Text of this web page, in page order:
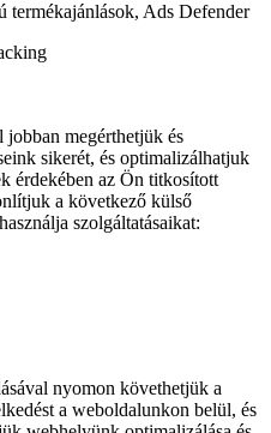
termékajánlások, Ads Defender
jobban megérthetjük és
sikerét, és optimalizálhatjuk
érdekében az Ön titkosított
a következő külső
szolgáltatásaikat:
nyomon követhetjük a
a weboldalunkon belül, és